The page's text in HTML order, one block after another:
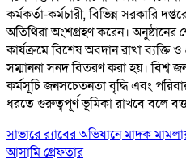
কর্মকর্তা-কর্মচারী, বিভিন্ন সরকারি
অতিথিরা অংশগ্রহণ করেন। অনুষ্ঠানের
কার্যক্রমে বিশেষ অবদান রাখা ব্যক্তি ও
সম্মাননা সনদ বিতরণ করা হয়।
কর্মসূচি জনসচেতনতা বৃদ্ধি এবং
ধরতে গুরুত্বপূর্ণ ভূমিকা রাখবে বলে
সাভারে র‌্যাবের অভিযানে মাদক
আসামি গ্রেফতার